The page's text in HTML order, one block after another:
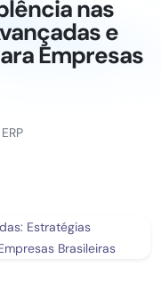
nas
e
Empresas